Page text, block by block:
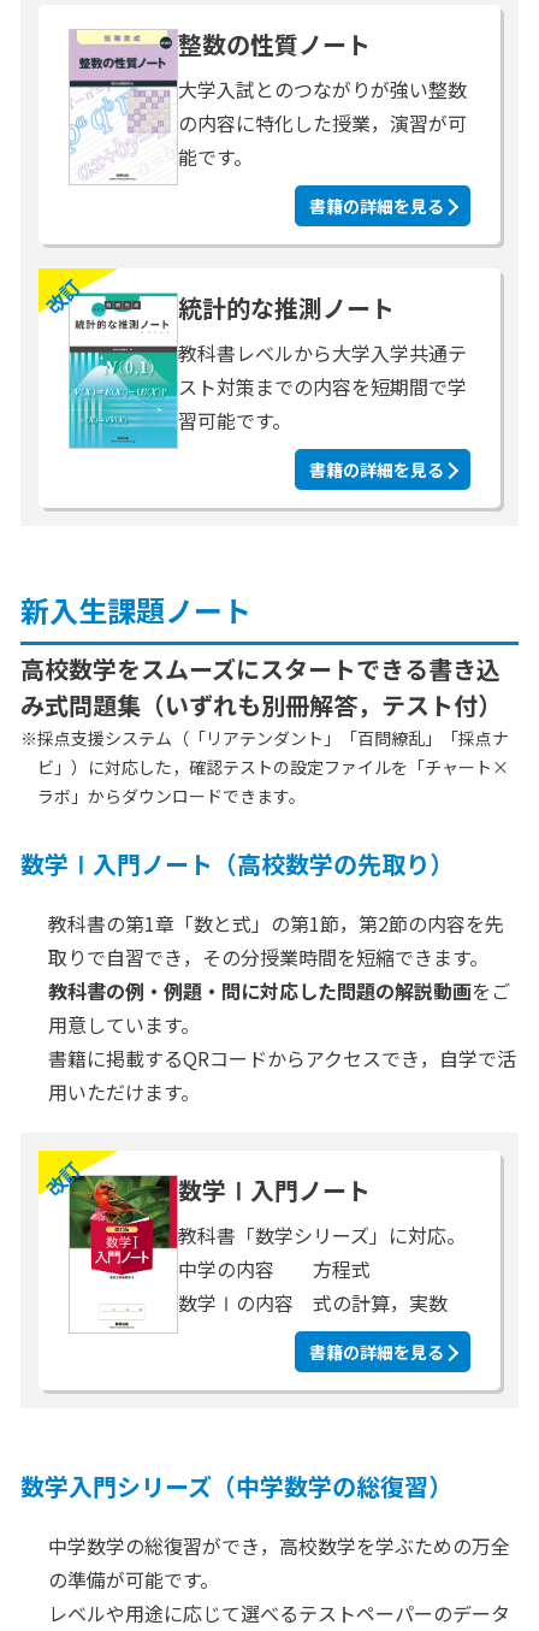
整数の性質ノート
大学入試とのつながりが強い整数
の内容に特化した授業，演習が可
能です。
書籍の詳細を見る
改訂 統計的な推測ノート
教科書レベルから大学入学共通テ
スト対策までの内容を短期間で学
習可能です。
書籍の詳細を見る
新入生課題ノート
高校数学をスムーズにスタートできる書き込
み式問題集（いずれも別冊解答，テスト付）
※採点支援システム（「リアテンダント」「百問繚乱」「採点ナ
ビ」）に対応した，確認テストの設定ファイルを「チャート×
ラボ」からダウンロードできます。
数学Ⅰ入門ノート（高校数学の先取り）
教科書の第1章「数と式」の第1節，第2節の内容を先
取りで自習でき，その分授業時間を短縮できます。
教科書の例・例題・問に対応した問題の解説動画をご
用意しています。
書籍に掲載するQRコードからアクセスでき，自学で活
用いただけます。
改訂 数学Ⅰ入門ノート
教科書「数学シリーズ」に対応。
中学の内容 方程式
数学Ⅰの内容 式の計算，実数
書籍の詳細を見る
数学入門シリーズ（中学数学の総復習）
中学数学の総復習ができ，高校数学を学ぶための万全
の準備が可能です。
レベルや用途に応じて選べるテストペーパーのデータ